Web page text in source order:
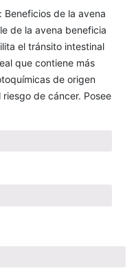
Beneficios de la avena
de la avena beneficia
el tránsito intestinal
que contiene más
de origen
de cáncer. Posee